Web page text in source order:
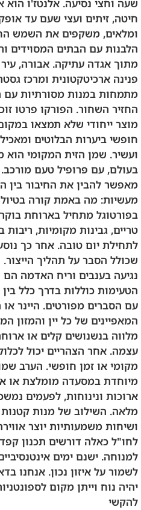
שעה וחצי נסיעה. אלנטז'ו הוא
חיטה, זיתים ועצי שעם עד
ומלאים, משקפים את השמש
הלבנות עם הבתים המסוידים
מתוך אגדה עתיקה. אבורה,
פנינה ארכיטקטונית ומרכז
מתמחות במנות מסורתיות עם
החזיר השחור. הפורקו פרטו
מוצר ייחודי שלא תמצאו
חופשי ביערות הבלוטים
ועשיר. שמן הזית המקומי הוא
בעולם, עם פרופיל טעם מורכב.
מאפשר להבין את החיבור בין
מעשיות: מה באמת קורה בטיול
בפורטוגל מתחיל בארוחת
טריים, גבינות מקומיות,
לתחילת יום טובה. אחר כך
שכולל הסבר על תהליך הייצור.
נגיעה בענבים וריח האדמה
הטעימות כוללות בדרך כלל
עם הסברים מפורטים. היינר
המאפיינים של כל יין והמזון
מלווה בנשנושים קלים או
עצמה. אחר הצהריים יכול
מקומי או זמן חופשי. הערב
מיוחדת במסעדה מומלצת או
ארוכות ונינוחות, לפעמים
מלאה. השילוב של מנות קטנות
ושיחות משמעותיות יוצר
לחו"ל כאלה דורשים תכנון
למנוחה. ישנם ימים
לשמור על איזון נכון. אנחנו
יהיה נוח וייתן מקום
להקשי